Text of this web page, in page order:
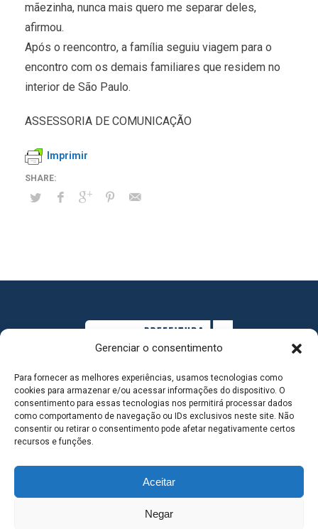
Gerenciar o consentimento
Para fornecer as melhores experiências, usamos tecnologias como
cookies para armazenar e/ou acessar informações do dispositivo. O
consentimento para essas tecnologias nos permitirá processar dados
como comportamento de navegação ou IDs exclusivos neste site. Não
consentir ou retirar o consentimento pode afetar negativamente certos
recursos e funções.
Aceitar
Negar
mãezinha, nunca mais quero me separar deles,
afirmou.
Após o reencontro, a família seguiu viagem para o
encontro com os demais familiares que residem no
interior de São Paulo.
ASSESSORIA DE COMUNICAÇÃO
Imprimir
MAPA DO SITE
SEDE DO ADMINISTRATIVO MUNICIPAL - Avenida